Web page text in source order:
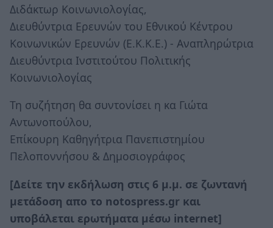
Διδάκτωρ Κοινωνιολογίας,
Διευθύντρια Ερευνών του Εθνικού Κέντρου
Κοινωνικών Ερευνών (Ε.Κ.Κ.Ε.) - Αναπληρώτρια
Διευθύντρια Ινστιτούτου Πολιτικής
Κοινωνιολογίας
Τη συζήτηση θα συντονίσει η κα Γιώτα
Αντωνοπούλου,
Επίκουρη Καθηγήτρια Πανεπιστημίου
Πελοποννήσου & Δημοσιογράφος
[Δείτε την εκδήλωση στις 6 μ.μ. σε ζωντανή
μετάδοση απο το notospress.gr και
υποβάλεται ερωτήματα μέσω internet]